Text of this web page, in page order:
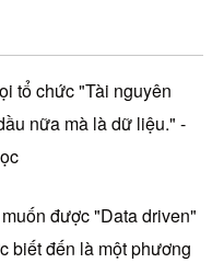
tổ chức "Tài nguyên
nữa mà là dữ liệu." -
được "Data driven"
biết đến là một phương